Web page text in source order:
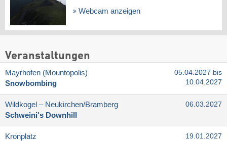
Webcam anzeigen
Veranstaltungen
Mayrhofen (Mountopolis)
Snowbombing
05.04.2027 bis
10.04.2027
Wildkogel – Neukirchen/​Bramberg
Schweini's Downhill
06.03.2027
Kronplatz
19.01.2027